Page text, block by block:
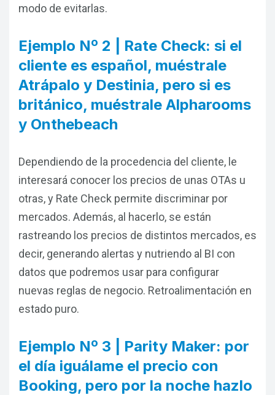
modo de evitarlas.
Ejemplo Nº 2 | Rate Check: si el
cliente es español, muéstrale
Atrápalo y Destinia, pero si es
británico, muéstrale Alpharooms
y Onthebeach
Dependiendo de la procedencia del cliente, le
interesará conocer los precios de unas OTAs u
otras, y Rate Check permite discriminar por
mercados. Además, al hacerlo, se están
rastreando los precios de distintos mercados, es
decir, generando alertas y nutriendo al BI con
datos que podremos usar para configurar
nuevas reglas de negocio. Retroalimentación en
estado puro.
Ejemplo Nº 3 | Parity Maker: por
el día iguálame el precio con
Booking, pero por la noche hazlo